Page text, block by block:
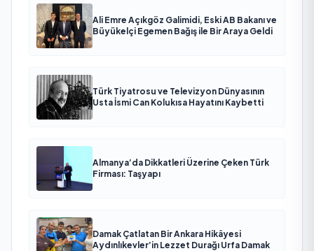
Ali Emre Açıkgöz Galimidi, Eski AB Bakanı ve
Büyükelçi Egemen Bağış ile Bir Araya Geldi
Türk Tiyatrosu ve Televizyon Dünyasının
Usta İsmi Can Kolukısa Hayatını Kaybetti
Almanya’da Dikkatleri Üzerine Çeken Türk
Firması: Taşyapı
Damak Çatlatan Bir Ankara Hikâyesi
Aydınlıkevler’in Lezzet Durağı Urfa Damak